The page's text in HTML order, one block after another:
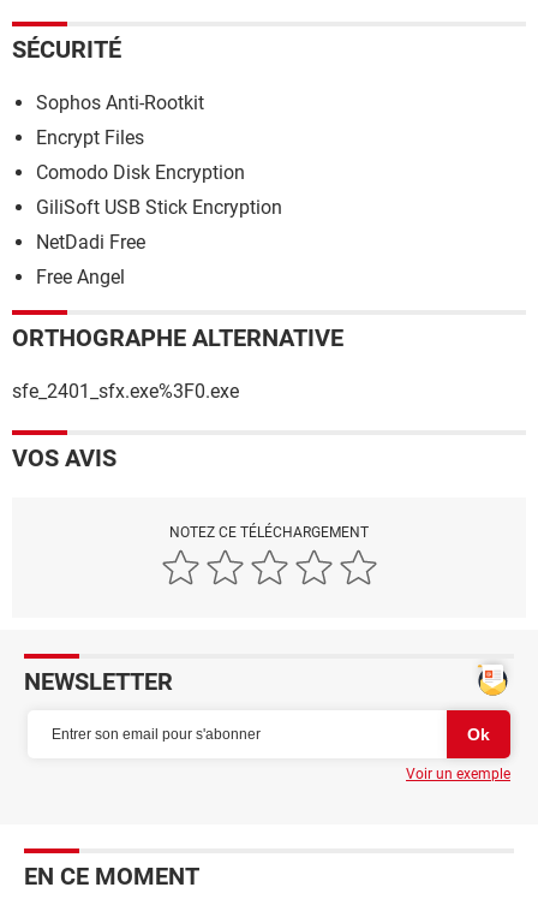
SÉCURITÉ
Sophos Anti-Rootkit
Encrypt Files
Comodo Disk Encryption
GiliSoft USB Stick Encryption
NetDadi Free
Free Angel
ORTHOGRAPHE ALTERNATIVE
sfe_2401_sfx.exe%3F0.exe
VOS AVIS
NOTEZ CE TÉLÉCHARGEMENT
NEWSLETTER
Voir un exemple
EN CE MOMENT